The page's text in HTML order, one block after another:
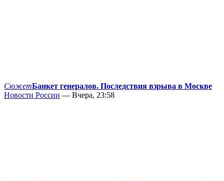
СюжетБанкет генералов. Последствия взрыва в Москве
Новости России — Вчера, 23:58